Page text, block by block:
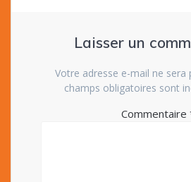
Laisser un
Votre adresse e-mail ne sera
champs obligatoires sont
Commentaire